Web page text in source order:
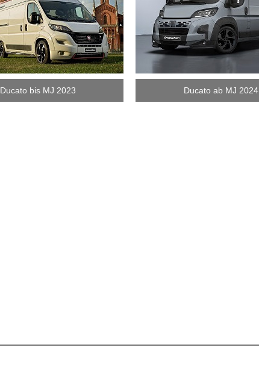
Ducato bis MJ 2023 Ducato ab MJ 2024